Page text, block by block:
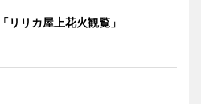
リリカ屋上花火観覧」